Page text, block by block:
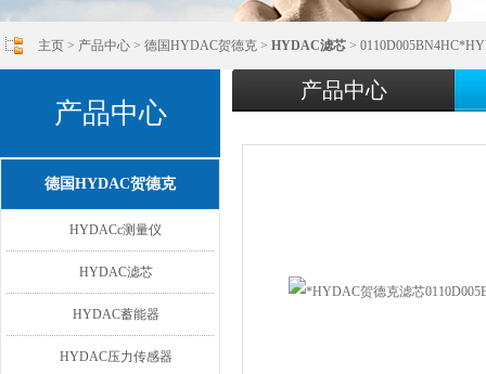
主页 > 产品中心 > 德国HYDAC贺德克 > HYDAC滤芯 >
产品中心
德国HYDAC贺德克
HYDACc测量仪
HYDAC滤芯
HYDAC蓄能器
HYDAC压力传感器
产品中心